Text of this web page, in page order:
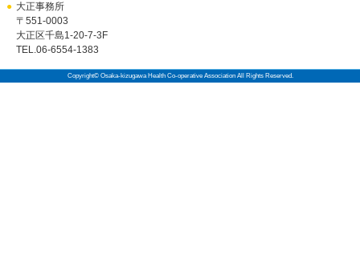
● 大正事務所
〒551-0003
大正区千島1-20-7-3F
TEL.06-6554-1383
Copyright© Osaka-kizugawa Health Co-operative Association All Rights Reserved.